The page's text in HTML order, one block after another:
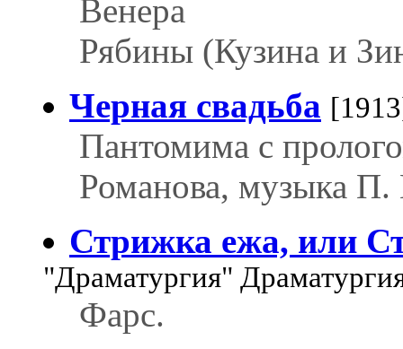
Венера
Рябины (Кузина и
Черная свадьба
Пантомима с
Романова, музыка П.
Стрижка ежа, или
"Драматургия"
Фарс.